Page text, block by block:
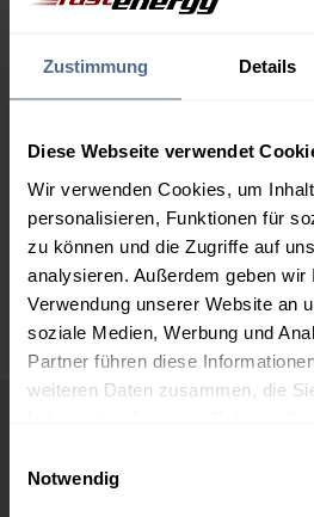
Zustimmung Details
Diese Webseite verwendet
Wir verwenden Cookies, um
personalisieren, Funktionen für
zu können und die Zugriffe auf
analysieren. Außerdem geben
Verwendung unserer Website an
soziale Medien, Werbung und
Partner führen diese
weiteren Daten zusammen, die
Notwendig
2.000 Liter
5.000 Liter
Preise für Heizöl in Standardqualität
Liter inkl. MwSt. und Lieferung
Heizölpreise in